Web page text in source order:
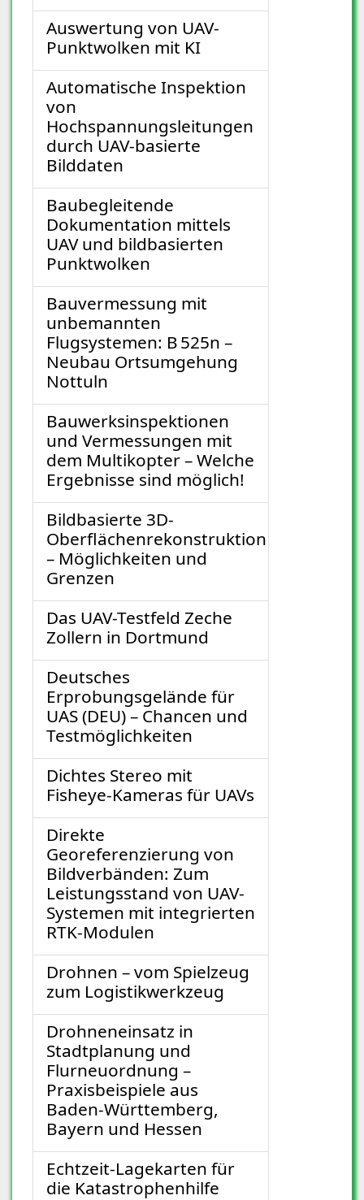
Auswertung von UAV-
Punktwolken mit KI
Automatische Inspektion
von
Hochspannungsleitungen
durch UAV-basierte
Bilddaten
Baubegleitende
Dokumentation mittels
UAV und bildbasierten
Punktwolken
Bauvermessung mit
unbemannten
Flugsystemen: B 525n –
Neubau Ortsumgehung
Nottuln
Bauwerksinspektionen
und Vermessungen mit
dem Multikopter – Welche
Ergebnisse sind möglich!
Bildbasierte 3D-
Oberflächenrekonstruktion
– Möglichkeiten und
Grenzen
Das UAV-Testfeld Zeche
Zollern in Dortmund
Deutsches
Erprobungsgelände für
UAS (DEU) – Chancen und
Testmöglichkeiten
Dichtes Stereo mit
Fisheye-Kameras für UAVs
Direkte
Georeferenzierung von
Bildverbänden: Zum
Leistungsstand von UAV-
Systemen mit integrierten
RTK-Modulen
Drohnen – vom Spielzeug
zum Logistikwerkzeug
Drohneneinsatz in
Stadtplanung und
Flurneuordnung –
Praxisbeispiele aus
Baden-Württemberg,
Bayern und Hessen
Echtzeit-Lagekarten für
die Katastrophenhilfe